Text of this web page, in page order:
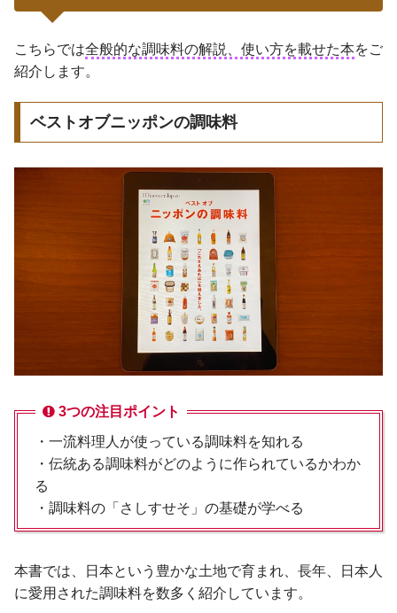
こちらでは全般的な調味料の解説、使い方を載せた本をご
紹介します。
ベストオブニッポンの調味料
3つの注目ポイント
・一流料理人が使っている調味料を知れる
・伝統ある調味料がどのように作られているかわか
る
・調味料の「さしすせそ」の基礎が学べる
本書では、日本という豊かな土地で育まれ、長年、日本人
に愛用された調味料を数多く紹介しています。